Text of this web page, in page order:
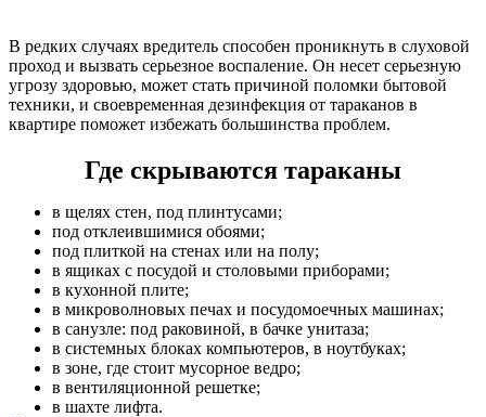
В редких случаях вредитель способен проникнуть в слуховой
проход и вызвать серьезное воспаление. Он несет серьезную
угрозу здоровью, может стать причиной поломки бытовой
техники, и своевременная дезинфекция от тараканов в
квартире поможет избежать большинства проблем.
Где скрываются тараканы
в щелях стен, под плинтусами;
под отклеившимися обоями;
под плиткой на стенах или на полу;
в ящиках с посудой и столовыми приборами;
в кухонной плите;
в микроволновых печах и посудомоечных машинах;
в санузле: под раковиной, в бачке унитаза;
в системных блоках компьютеров, в ноутбуках;
в зоне, где стоит мусорное ведро;
в вентиляционной решетке;
в шахте лифта.